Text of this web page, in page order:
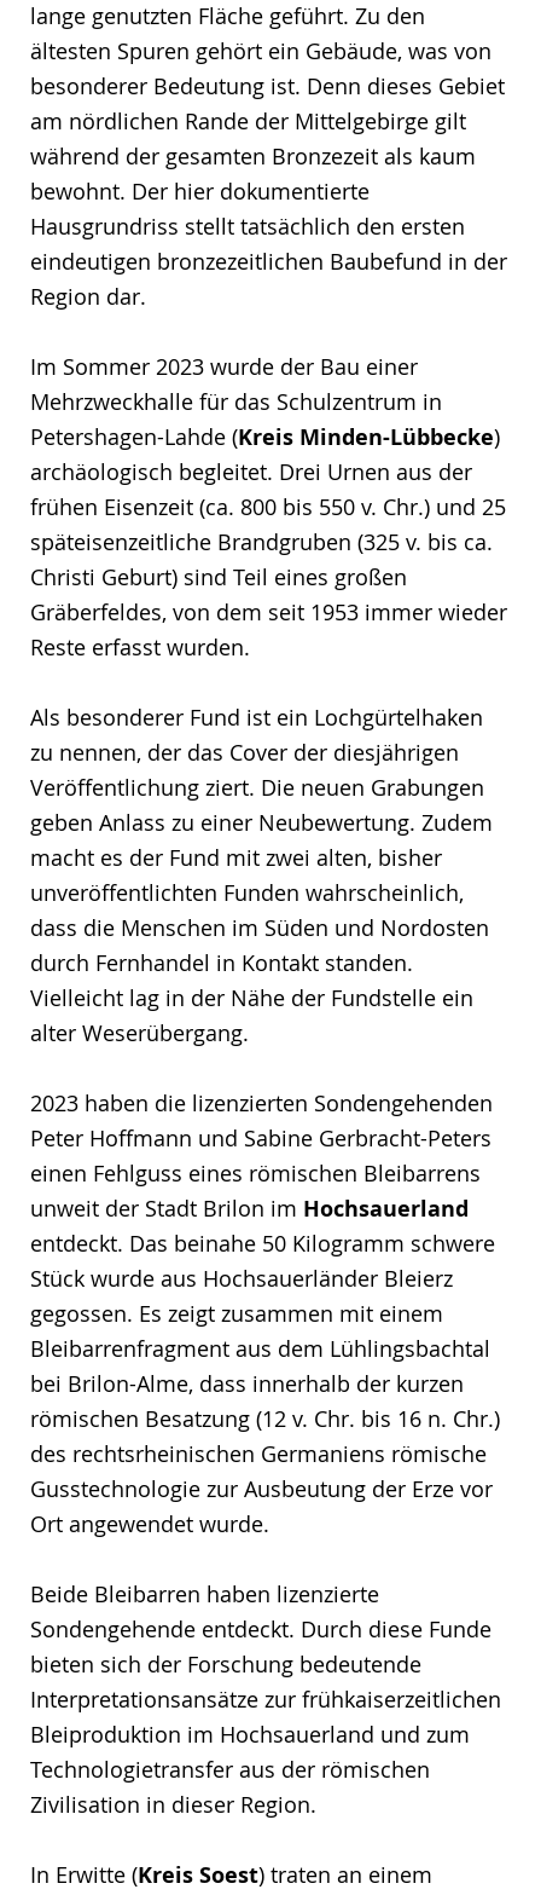
lange genutzten Fläche geführt. Zu den
ältesten Spuren gehört ein Gebäude, was von
besonderer Bedeutung ist. Denn dieses Gebiet
am nördlichen Rande der Mittelgebirge gilt
während der gesamten Bronzezeit als kaum
bewohnt. Der hier dokumentierte
Hausgrundriss stellt tatsächlich den ersten
eindeutigen bronzezeitlichen Baubefund in der
Region dar.
Im Sommer 2023 wurde der Bau einer
Mehrzweckhalle für das Schulzentrum in
Petershagen-Lahde (Kreis Minden-Lübbecke)
archäologisch begleitet. Drei Urnen aus der
frühen Eisenzeit (ca. 800 bis 550 v. Chr.) und 25
späteisenzeitliche Brandgruben (325 v. bis ca.
Christi Geburt) sind Teil eines großen
Gräberfeldes, von dem seit 1953 immer wieder
Reste erfasst wurden.
Als besonderer Fund ist ein Lochgürtelhaken
zu nennen, der das Cover der diesjährigen
Veröffentlichung ziert. Die neuen Grabungen
geben Anlass zu einer Neubewertung. Zudem
macht es der Fund mit zwei alten, bisher
unveröffentlichten Funden wahrscheinlich,
dass die Menschen im Süden und Nordosten
durch Fernhandel in Kontakt standen.
Vielleicht lag in der Nähe der Fundstelle ein
alter Weserübergang.
2023 haben die lizenzierten Sondengehenden
Peter Hoffmann und Sabine Gerbracht-Peters
einen Fehlguss eines römischen Bleibarrens
unweit der Stadt Brilon im Hochsauerland
entdeckt. Das beinahe 50 Kilogramm schwere
Stück wurde aus Hochsauerländer Bleierz
gegossen. Es zeigt zusammen mit einem
Bleibarrenfragment aus dem Lühlingsbachtal
bei Brilon-Alme, dass innerhalb der kurzen
römischen Besatzung (12 v. Chr. bis 16 n. Chr.)
des rechtsrheinischen Germaniens römische
Gusstechnologie zur Ausbeutung der Erze vor
Ort angewendet wurde.
Beide Bleibarren haben lizenzierte
Sondengehende entdeckt. Durch diese Funde
bieten sich der Forschung bedeutende
Interpretationsansätze zur frühkaiserzeitlichen
Bleiproduktion im Hochsauerland und zum
Technologietransfer aus der römischen
Zivilisation in dieser Region.
In Erwitte (Kreis Soest) traten an einem